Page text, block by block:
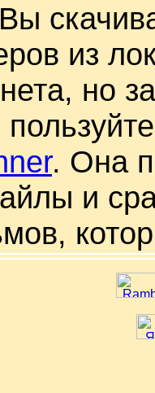
из
но
. Она
и